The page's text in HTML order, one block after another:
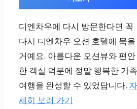
4인 가족, 넉넉
한 공간 선호
슈페리어 트윈
룸
가성비, 깔끔한
디엔차우에 다시 방문한다면 꼭
다시 디엔차우 오션 호텔에 묵을
거예요. 아름다운 오션뷰와 편안
한 객실 덕분에 정말 행복한 가족
여행을 완성할 수 있었답니다. 자
세히 보러 가기